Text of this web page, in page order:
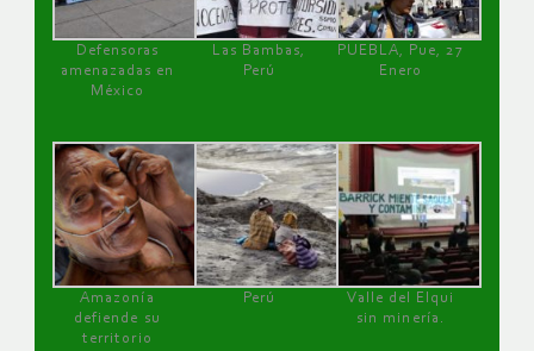
Defensoras
amenazadas en
México
Las Bambas,
Perú
PUEBLA, Pue, 27
Enero
Amazonía
defiende su
territorio
Perú
Valle del Elqui
sin minería.